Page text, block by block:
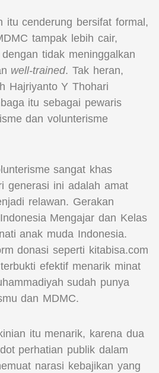
itu cenderung bersifat formal,
tampak lebih cair,
tidak meninggalkan
well-trained. Tak heran,
Hajriyanto Y Thohari
itu sebagai pewaris
dan volunterisme
sangat khas
generasi ini adalah amat
relawan. Gerakan
Mengajar dan Kelas
anak muda Indonesia.
donasi seperti kitabisa.com
efektif menarik minat
sudah punya
dan MDMC.
itu menarik, karena dua
perhatian publik dalam
narasi kebajikan yang